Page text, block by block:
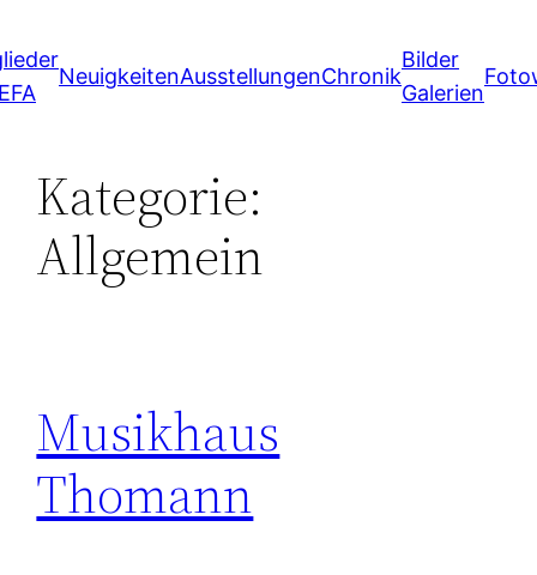
Inhalt
springen
NeuigkeitenAusstellungenChronik
Bilder
Galerien
Kategorie:
Allgemein
Musikhaus
Thomann